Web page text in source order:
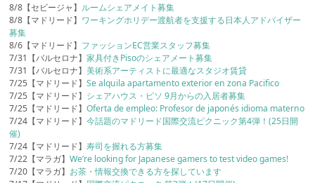
8/8【セビージャ】 ルームシェアメイト募集
8/8【マドリード】 ワーキングホリデー渡航者を支援する日本人アドバイザー
募集
8/6【マドリード】 ファッションEC営業スタッフ募集
7/31【バルセロナ】家具付きPisoのシェアメート募集
7/31【バルセロナ】美術系アーティストに最適なスタジオ賃貸
7/25【マドリード】Se alquila apartamento exterior en zona Pacifico
7/25【マドリード】 シェアハウス・ピソ 9月からの入居者募集
7/25【マドリード】Oferta de empleo: Profesor de japonés idioma materno
7/24【マドリード】今話題のマドリード国際交流ピクニック第4弾！(25日開
催)
7/24【マドリード】寿司を握れる方募集
7/22【マラガ】We’re looking for Japanese gamers to test video games!
7/20【マラガ】 お茶・情報交換できる方を探しています